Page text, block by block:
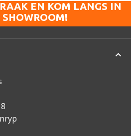
EN KOM LANGS IN